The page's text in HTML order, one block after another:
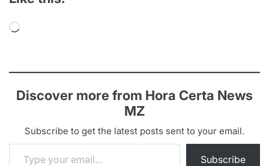
Loading…
Discover more from Hora Certa News
MZ
Subscribe to get the latest posts sent to your email.
Type your email…
Subscribe